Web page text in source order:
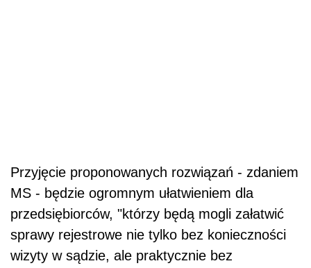
Przyjęcie proponowanych rozwiązań - zdaniem
MS - będzie ogromnym ułatwieniem dla
przedsiębiorców, "którzy będą mogli załatwić
sprawy rejestrowe nie tylko bez konieczności
wizyty w sądzie, ale praktycznie bez